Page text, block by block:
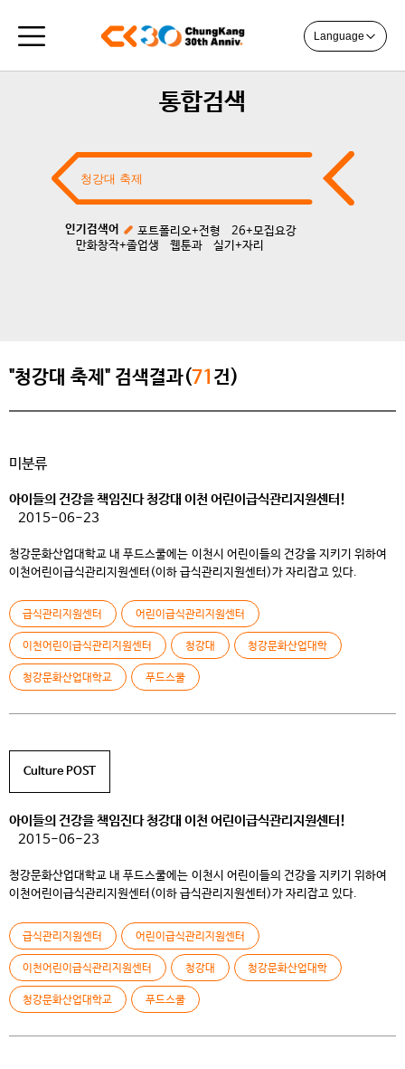
Language
통합검색
인기검색어 포트폴리오+전형
26+모집요강
만화창작+졸업생
웹툰과 실기+자리
"청강대 축제" 검색결과(71 건)
미분류
아이들의 건강을 책임진다 청강대 이천 어린이급식관리지원센터!
2015-06-23
청강문화산업대학교 내 푸드스쿨에는 이천시 어린이들의 건강을 지키기 위하여
이천어린이급식관리지원센터(이하 급식관리지원센터)가 자리잡고 있다.
미래, 어린이의 건강 증진을 목표로 2014년 11월 설립되었다. 이러한 영양
관리의 목적을 조금 더 효과적으로 대외에 알리고 함께하는 장을 마련하고자
5/27일에서 6/7까지 ‘어린이 튼튼 간식 레시피 공모전’을 개최하였다.
공모전에 대한 설명을 해 주시는 […]
급식관리지원센터 어린이급식관리지원센터
이천어린이급식관리지원센터 청강대 청강문화산업대학
청강문화산업대학교 푸드스쿨
Culture POST
아이들의 건강을 책임진다 청강대 이천 어린이급식관리지원센터!
2015-06-23
청강문화산업대학교 내 푸드스쿨에는 이천시 어린이들의 건강을 지키기 위하여
이천어린이급식관리지원센터(이하 급식관리지원센터)가 자리잡고 있다.
미래, 어린이의 건강 증진을 목표로 2014년 11월 설립되었다. 이러한 영양
관리의 목적을 조금 더 효과적으로 대외에 알리고 함께하는 장을 마련하고자
5/27일에서 6/7까지 ‘어린이 튼튼 간식 레시피 공모전’을 개최하였다.
공모전에 대한 설명을 해 주시는 […]
급식관리지원센터 어린이급식관리지원센터
이천어린이급식관리지원센터 청강대 청강문화산업대학
청강문화산업대학교 푸드스쿨